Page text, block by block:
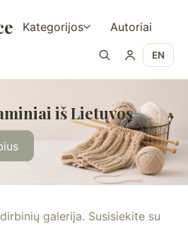
Kategorijos Autoriai
EN
iš Lietuvos
galerija. Susisiekite su